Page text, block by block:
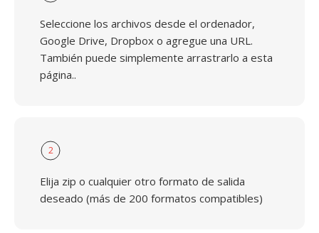
Seleccione los archivos desde el ordenador,
Google Drive, Dropbox o agregue una URL.
También puede simplemente arrastrarlo a esta
página..
2
Elija zip o cualquier otro formato de salida
deseado (más de 200 formatos compatibles)